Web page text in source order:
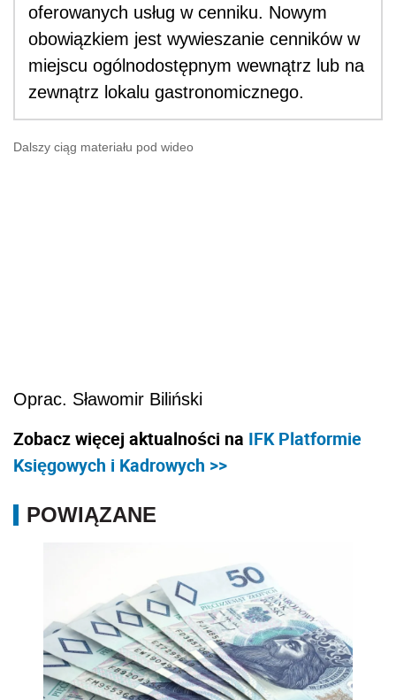
oferowanych usług w cenniku. Nowym
obowiązkiem jest wywieszanie cenników w
miejscu ogólnodostępnym wewnątrz lub na
zewnątrz lokalu gastronomicznego.
Dalszy ciąg materiału pod wideo
Oprac. Sławomir Biliński
Zobacz więcej aktualności na IFK Platformie
Księgowych i Kadrowych >>
POWIĄZANE